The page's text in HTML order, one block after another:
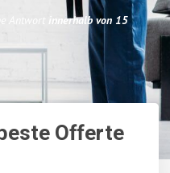
Antwort
innerhalb von 15
Offerte